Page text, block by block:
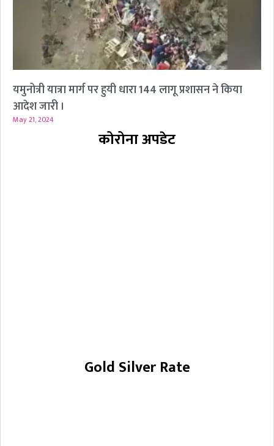
यमुनोत्री यात्रा मार्ग पर हुयी धारा 144 लागू प्रशासन ने किया
आदेश जारी ।
May 21, 2024
कोरोना अपडेट
Gold Silver Rate